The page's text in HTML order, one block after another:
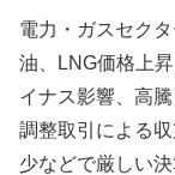
電力・ガスセク
油、LNG価格上
イナス影響、高
調整取引による
少などで厳しい決